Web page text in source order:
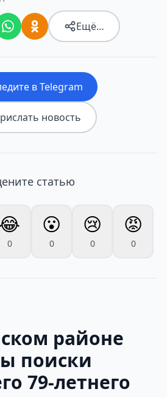
Ещё…
в Telegram
новость
статью
😂
0
😮
0
😢
0
😡
0
районе
поиски
79-летнего